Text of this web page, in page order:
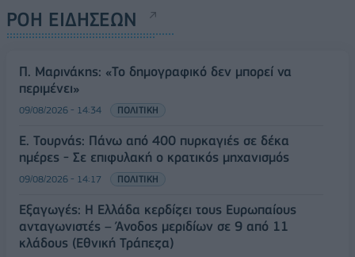
ΡΟΗ ΕΙΔΗΣΕΩΝ
Π. Μαρινάκης: «Το δημογραφικό δεν μπορεί να
περιμένει»
09/08/2026 - 14:34 ΠΟΛΙΤΙΚΗ
Ε. Τουρνάς: Πάνω από 400 πυρκαγιές σε δέκα
ημέρες - Σε επιφυλακή ο κρατικός μηχανισμός
09/08/2026 - 14:17 ΠΟΛΙΤΙΚΗ
Εξαγωγές: Η Ελλάδα κερδίζει τους Ευρωπαίους
ανταγωνιστές – Άνοδος μεριδίων σε 9 από 11
κλάδους (Εθνική Τράπεζα)